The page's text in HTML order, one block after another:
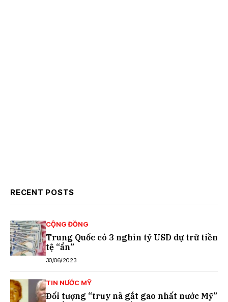
RECENT POSTS
CỘNG ĐỒNG
Trung Quốc có 3 nghìn tỷ USD dự trữ tiền
tệ “ẩn”
30/06/2023
TIN NƯỚC MỸ
Đối tượng “truy nã gắt gao nhất nước Mỹ”